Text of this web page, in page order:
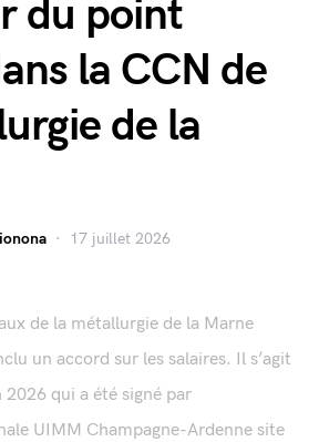
du point
la CCN de
de la
17 juillet 2026
de la métallurgie de la Marne
un accord sur les salaires. Il s’agit
2026 qui a été signé par
UIMM Champagne-Ardenne site